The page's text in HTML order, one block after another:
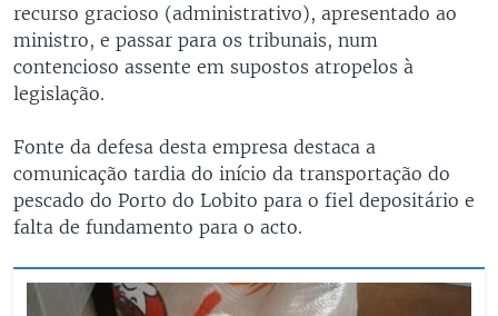
recurso gracioso (administrativo), apresentado ao
ministro, e passar para os tribunais, num
contencioso assente em supostos atropelos à
legislação.
Fonte da defesa desta empresa destaca a
comunicação tardia do início da transportação do
pescado do Porto do Lobito para o fiel depositário e
falta de fundamento para o acto.